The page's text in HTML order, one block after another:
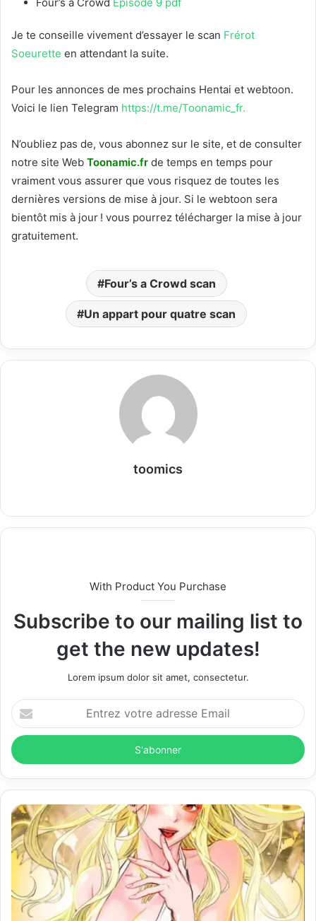
Je te conseille vivement d’essayer le scan Frérot
Soeurette en attendant la suite.
Pour les annonces de mes prochains Hentai et webtoon.
Voici le lien Telegram https://t.me/Toonamic_fr.
N’oubliez pas de, vous abonnez sur le site, et de consulter
notre site Web Toonamic.fr de temps en temps pour
vraiment vous assurer que vous risquez de toutes les
dernières versions de mise à jour. Si le webtoon sera
bientôt mis à jour ! vous pourrez télécharger la mise à jour
gratuitement.
Four’s a Crowd scan
Un appart pour quatre scan
toomics
b
e
With Product You Purchase
Subscribe to our mailing list to
get the new updates!
Lorem ipsum dolor sit amet, consectetur.
E
n
r
z
o
t
r
e
r